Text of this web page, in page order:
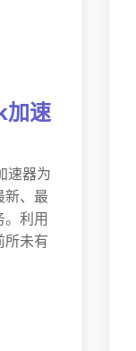
速
速器为
新、最
。利用
所未有